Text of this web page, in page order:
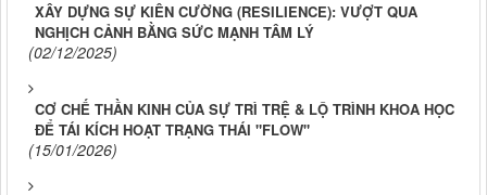
XÂY DỰNG SỰ KIÊN CƯỜNG (RESILIENCE): VƯỢT QUA
NGHỊCH CẢNH BẰNG SỨC MẠNH TÂM LÝ
(02/12/2025)
CƠ CHẾ THẦN KINH CỦA SỰ TRÌ TRỆ & LỘ TRÌNH KHOA HỌC
ĐỂ TÁI KÍCH HOẠT TRẠNG THÁI "FLOW"
(15/01/2026)